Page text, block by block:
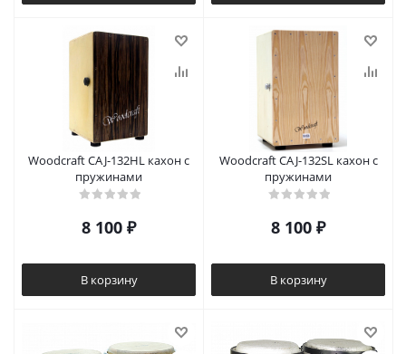
Woodcraft CAJ-132HL кахон с
пружинами
8 100 ₽
В корзину
Woodcraft CAJ-132SL кахон с
пружинами
8 100 ₽
В корзину